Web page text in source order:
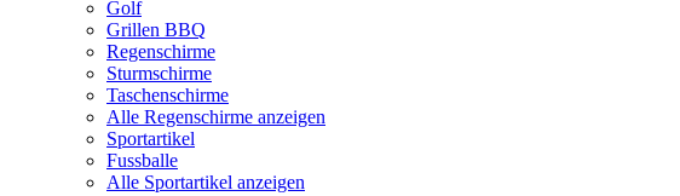
Golf
Grillen BBQ
Regenschirme
Sturmschirme
Taschenschirme
Alle Regenschirme anzeigen
Sportartikel
Fussballe
Alle Sportartikel anzeigen